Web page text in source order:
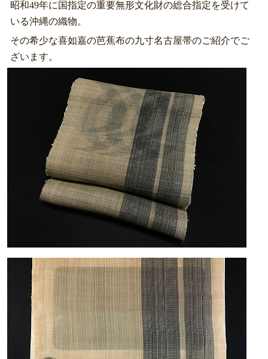
昭和49年に国指定の重要無形文化財の総合指定を受けて
いる沖縄の織物。
その希少な喜如嘉の芭蕉布の九寸名古屋帯のご紹介でご
ざいます。